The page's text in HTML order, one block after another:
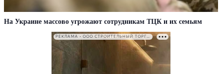
На Украине массово угрожают сотрудникам ТЦК и их семьям
РЕКЛАМА • ООО СТРОИТЕЛЬНЫЙ ТОРГОВЫЙ ДОМ «ПЕТРОВИЧ». ИНН: 7802348846